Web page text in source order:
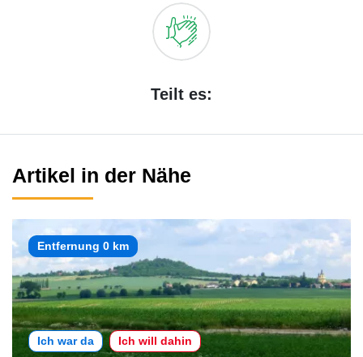
Teilt es:
Artikel in der Nähe
Entfernung 0 km
Ich war da Ich will dahin